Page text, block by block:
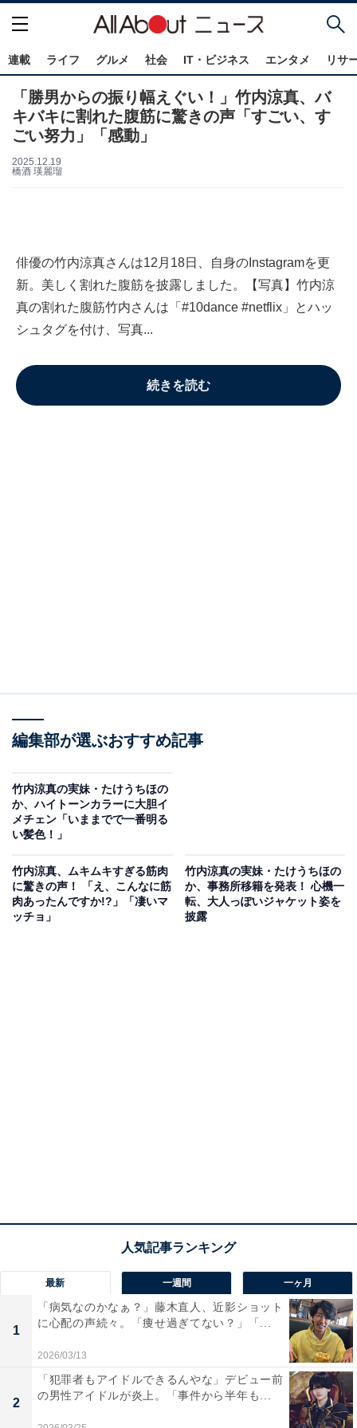
連載 ライフ グルメ 社会 IT・ビジネス エンタメ リサ
「勝男からの振り幅えぐい！」竹内涼真、バ
キバキに割れた腹筋に驚きの声「すごい、す
ごい努力」「感動」
2025.12.19
橋酒 瑛麗瑠
俳優の竹内涼真さんは12月18日、自身のInstagramを更
新。美しく割れた腹筋を披露しました。【写真】竹内涼
真の割れた腹筋竹内さんは「#10dance #netflix」とハッ
シュタグを付け、写真...
続きを読む
編集部が選ぶおすすめ記事
竹内涼真の実妹・たけうちほの
か、ハイトーンカラーに大胆イ
メチェン「いままでで一番明る
い髪色！」
竹内涼真、ムキムキすぎる筋肉
に驚きの声！ 「え、こんなに筋
肉あったんですか!?」「凄いマ
ッチョ」
竹内涼真の実妹・たけうちほの
か、事務所移籍を発表！ 心機一
転、大人っぽいジャケット姿を
披露
最新 一週間 一ヶ月
1
「病気なのかなぁ？」藤木直人、近影ショット
に心配の声続々。「痩せ過ぎてない？」「...
2026/03/13
2
「犯罪者もアイドルできるんやな」デビュー前
の男性アイドルが炎上。「事件から半年も...